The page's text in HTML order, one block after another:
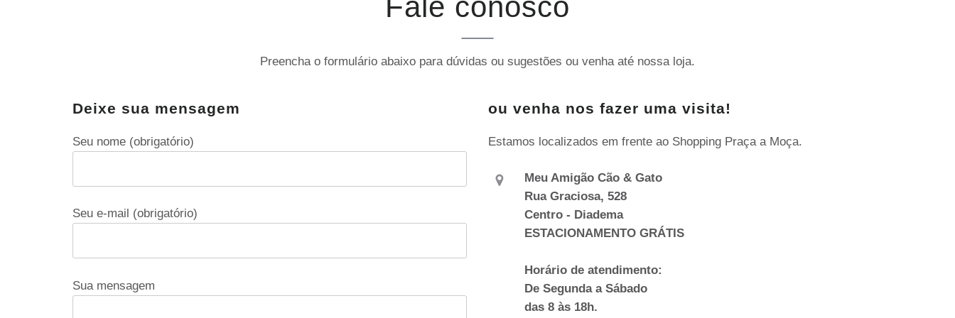
Fale conosco
Preencha o formulário abaixo para dúvidas ou sugestões ou venha até nossa loja.
Deixe sua mensagem
Seu nome (obrigatório)
Seu e-mail (obrigatório)
Sua mensagem
ou venha nos fazer uma visita!
Estamos localizados em frente ao Shopping Praça a Moça.
Meu Amigão Cão & Gato
Rua Graciosa, 528
Centro - Diadema
ESTACIONAMENTO GRÁTIS
Horário de atendimento:
De Segunda a Sábado
das 8 às 18h.